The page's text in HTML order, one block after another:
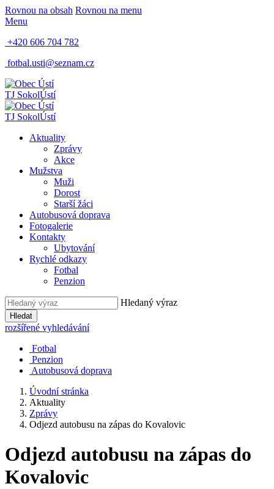
Rovnou na obsah Rovnou na menu
Menu
+420 606 704 782
fotbal.usti@seznam.cz
TJ SokolÚstí
TJ SokolÚstí
Aktuality
Zprávy
Akce
Mužstva
Muži
Dorost
Starší žáci
Autobusová doprava
Fotogalerie
Kontakty
Ubytování
Rychlé odkazy
Fotbal
Penzion
Hledaný výraz
Hledat
rozšířené vyhledávání
Fotbal
Penzion
Autobusová doprava
Úvodní stránka
Aktuality
Zprávy
Odjezd autobusu na zápas do Kovalovic
Odjezd autobusu na zápas do
Kovalovic